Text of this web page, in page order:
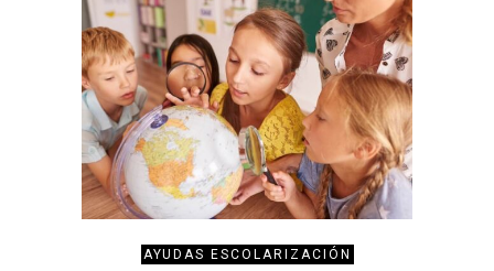
AYUDAS ESCOLARIZACIÓN